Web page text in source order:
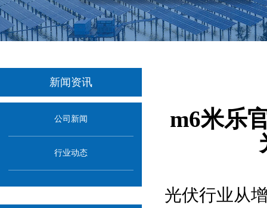
新闻资讯
公司新闻
行业动态
m6米乐
光伏行业从